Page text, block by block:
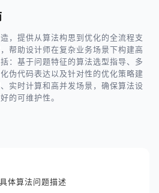
，提供从算法构思到优化的全流程支
帮助设计师在复杂业务场景下构建高
：基于问题特征的算法选型指导、多
伪代码表达以及针对性的优化策略建
实时计算和高并发场景，确保算法设
的可维护性。
体算法问题描述